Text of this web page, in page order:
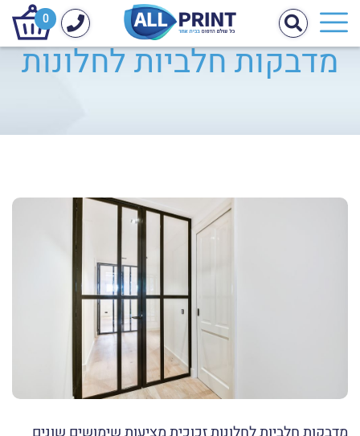
0
מדבקות חלביות לחלונות